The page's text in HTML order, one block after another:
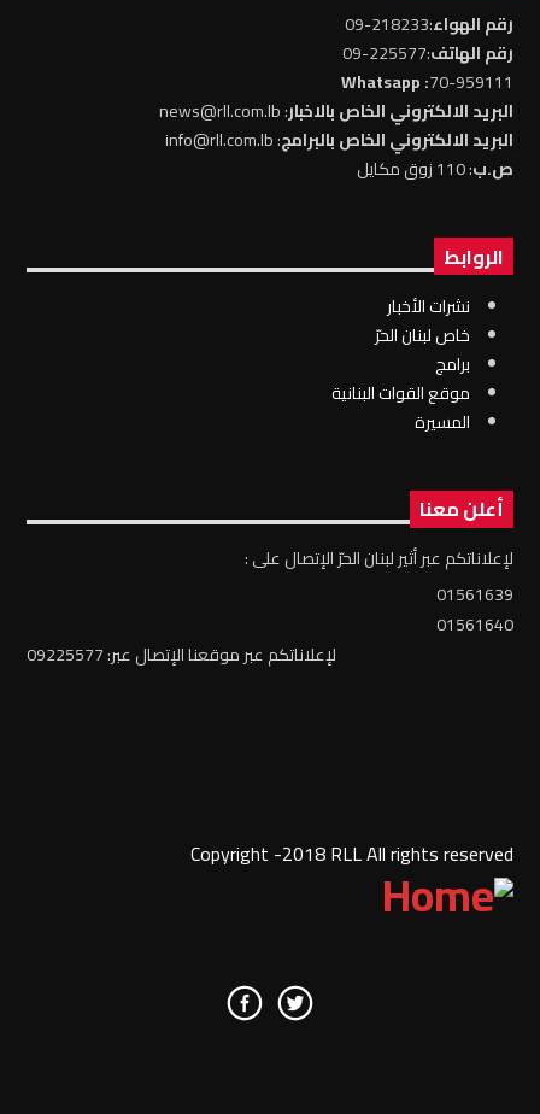
رقم الهواء:218233-09
رقم الهاتف:225577-09
70-959111
: Whatsapp
البريد الالكتروني الخاص بالاخبار: news@rll.com.lb
البريد الالكتروني الخاص بالبرامج: info@rll.com.lb
ص.ب: 110 زوق مكايل
الروابط
نشرات الأخبار
خاص لبنان الحرّ
برامج
موقع القوات البنانية
المسيرة
أعلن معنا
لإعلاناتكم عبر أثير لبنان الحرّ الإتصال على :
01561639
01561640
لإعلاناتكم عبر موقعنا الإتصال عبر: 09225577
Copyright -2018 RLL All rights reserved